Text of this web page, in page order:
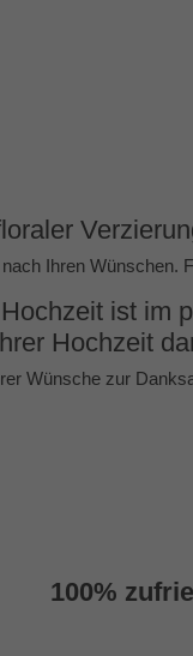
Ihren Wünschen.
ist im
Hochzeit
Wünsche zur
100%